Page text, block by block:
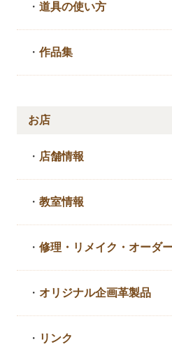
・道具の使い方
・作品集
お店
・ 店舗情報
・教室情報
・修理・リメイク・ オーダ
・ オリジナル企画革製品
・ リンク